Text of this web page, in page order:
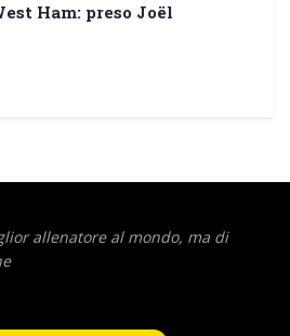
Ham: preso Joël
allenatore al mondo, ma di